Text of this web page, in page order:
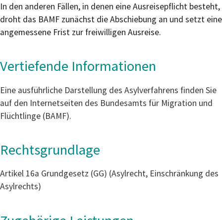
In den anderen Fällen, in denen eine Ausreisepflicht besteht,
droht das BAMF zunächst die Abschiebung an und setzt eine
angemessene Frist zur freiwilligen Ausreise.
Vertiefende Informationen
Eine ausführliche Darstellung des Asylverfahrens finden Sie
auf den Internetseiten des Bundesamts für Migration und
Flüchtlinge (BAMF).
Rechtsgrundlage
Artikel 16a Grundgesetz (GG) (Asylrecht, Einschränkung des
Asylrechts)